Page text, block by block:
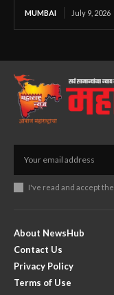
MUMBAI July 9, 2026
I've read and accept the
About NewsHub
Contact Us
Privacy Policy
Terms of Use